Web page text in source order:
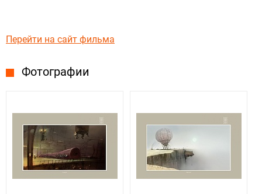
Перейти на сайт фильма
Фотографии